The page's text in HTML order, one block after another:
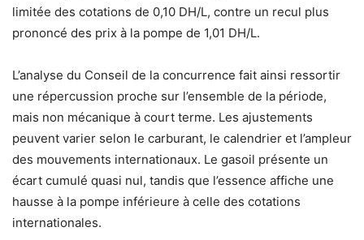
limitée des cotations de 0,10 DH/L, contre un recul plus
prononcé des prix à la pompe de 1,01 DH/L.
L’analyse du Conseil de la concurrence fait ainsi ressortir
une répercussion proche sur l’ensemble de la période,
mais non mécanique à court terme. Les ajustements
peuvent varier selon le carburant, le calendrier et l’ampleur
des mouvements internationaux. Le gasoil présente un
écart cumulé quasi nul, tandis que l’essence affiche une
hausse à la pompe inférieure à celle des cotations
internationales.